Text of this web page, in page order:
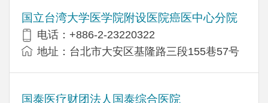
国立台湾大学医学院附设医院癌医中心分院
电话：+886-2-23220322
地址：台北市大安区基隆路三段155巷57号
国泰医疗财团法人国泰综合医院